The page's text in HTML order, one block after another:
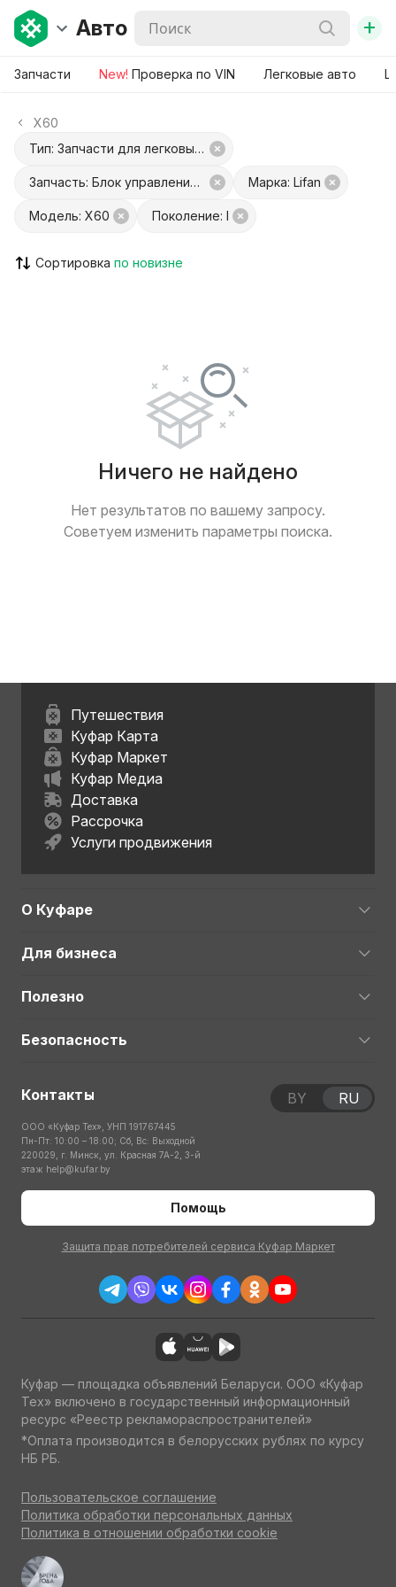
Авто +
Запчасти New! Проверка по VIN Легковые авто
X60
Тип: Запчасти для легковых авто
Запчасть: Блок управления раздаточной коробки Марка: Lifan
Модель: X60 Поколение: I
Сортировка
Ничего не найдено
Нет результатов по вашему запросу.
Советуем изменить параметры поиска.
Путешествия
Куфар Карта
Куфар Маркет
Куфар Медиа
Доставка
Рассрочка
Услуги продвижения
О Куфаре
Для бизнеса
Полезно
Безопасность
Контакты
ООО «Куфар Тех», УНП 191767445
Пн-Пт: 10:00 – 18:00; Сб, Вс: Выходной
220029, г. Минск, ул. Красная 7А-2, 3-й
этаж help@kufar.by
Помощь
Защита прав потребителей сервиса Куфар Маркет
BY RU
Куфар — площадка объявлений Беларуси. ООО «Куфар
Тех» включено в государственный информационный
ресурс «Реестр рекламораспространителей»
*Оплата производится в белорусских рублях по курсу
НБ РБ.
Пользовательское соглашение
Политика обработки персональных данных
Политика в отношении обработки cookie